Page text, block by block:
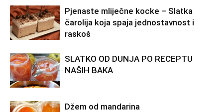
Pjenaste mliječne kocke – Slatka
čarolija koja spaja jednostavnost i
raskoš
SLATKO OD DUNJA PO RECEPTU
NAŠIH BAKA
Džem od mandarina